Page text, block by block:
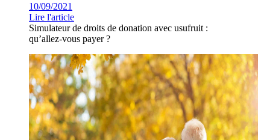
10/09/2021
Lire l'article
Simulateur de droits de donation avec usufruit :
qu’allez-vous payer ?